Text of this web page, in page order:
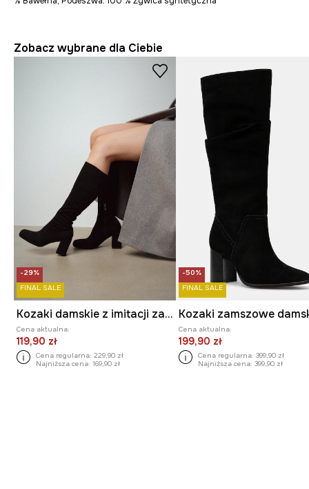
Zobacz wybrane dla Ciebie
-29%
FINAL SALE
Kozaki damskie z imitacji zamszu
Cena aktualna:
119,90 zł
Cena regularna: 229,90 zł
Najniższa cena: 169,90 zł
-50%
FINAL SALE
Kozaki zamszowe
Cena aktualna:
199,90 zł
Cena regularna: 399,90 zł
Najniższa cena: 399,90 zł